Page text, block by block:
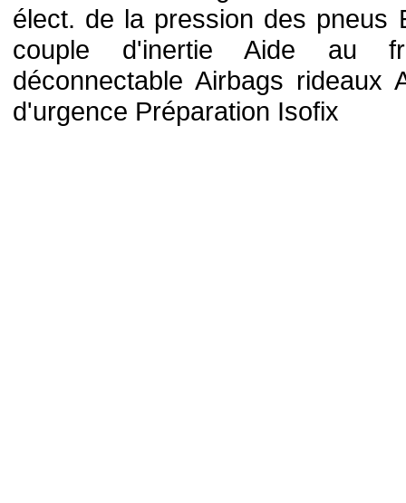
élect. de la pression des pneus
couple d'inertie Aide au
déconnectable Airbags rideaux
d'urgence Préparation Isofix